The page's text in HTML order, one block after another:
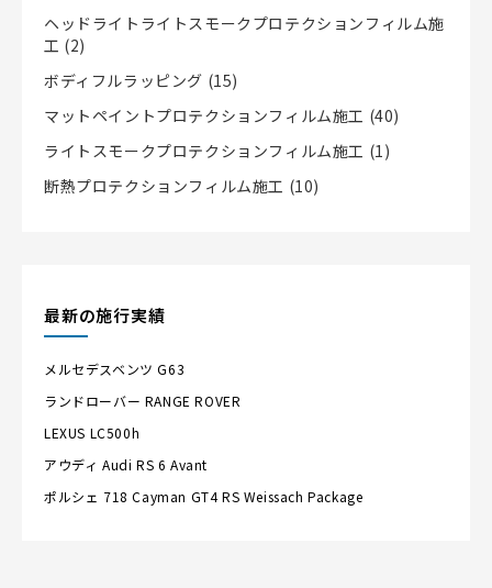
ヘッドライトライトスモークプロテクションフィルム施
工 (2)
ボディフルラッピング (15)
マットペイントプロテクションフィルム施工 (40)
ライトスモークプロテクションフィルム施工 (1)
断熱プロテクションフィルム施工 (10)
最新の施行実績
メルセデスベンツ G63
ランドローバー RANGE ROVER
LEXUS LC500h
アウディ Audi RS 6 Avant
ポルシェ 718 Cayman GT4 RS Weissach Package